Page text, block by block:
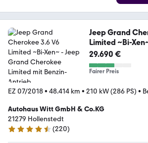
Jeep Grand
Limited ~Bi-
29.690 €
Fairer Preis
EZ 07/2018• 48.414 km • 210 kW (286 PS) •
Autohaus Witt GmbH & Co.KG
21279 Hollenstedt
4.4 Sterne
(220)